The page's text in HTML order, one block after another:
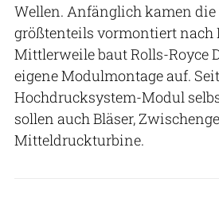
Wellen. Anfänglich kamen
größtenteils vormontiert nach
Mittlerweile baut Rolls-Royce
eigene Modulmontage auf.
Hochdrucksystem-Modul
sollen auch Bläser,
Mitteldruckturbine.